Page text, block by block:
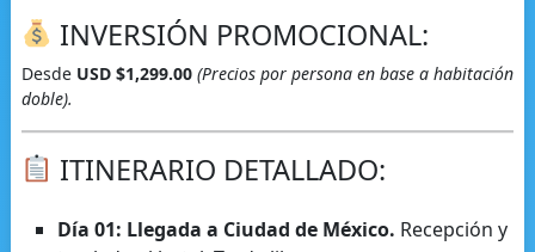
INVERSIÓN PROMOCIONAL:
Desde USD $1,299.00 (Precios por persona en base a habitación
doble).
ITINERARIO DETALLADO:
Día 01: Llegada a Ciudad de México. Recepción y